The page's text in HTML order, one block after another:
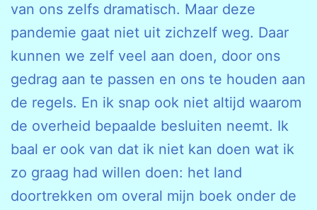
van ons zelfs dramatisch. Maar deze
pandemie gaat niet uit zichzelf weg. Daar
kunnen we zelf veel aan doen, door ons
gedrag aan te passen en ons te houden aan
de regels. En ik snap ook niet altijd waarom
de overheid bepaalde besluiten neemt. Ik
baal er ook van dat ik niet kan doen wat ik
zo graag had willen doen: het land
doortrekken om overal mijn boek onder de